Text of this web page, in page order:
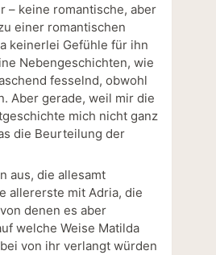
– keine romantische, aber
einer romantischen
keinerlei Gefühle für ihn
Nebengeschichten, wie
fesselnd, obwohl
Aber gerade, weil mir die
mich nicht ganz
die Beurteilung der
aus, die allesamt
allererste mit Adria, die
denen es aber
welche Weise Matilda
von ihr verlangt würden